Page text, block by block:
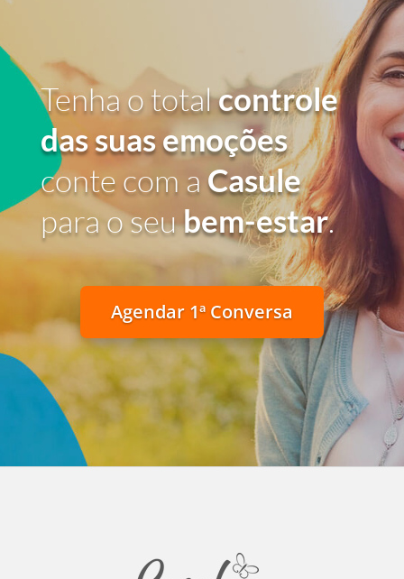
Tenha o totalcontrole
das suas emoções
conte com a Casule
para o seubem-estar.
Agendar 1ª Conversa